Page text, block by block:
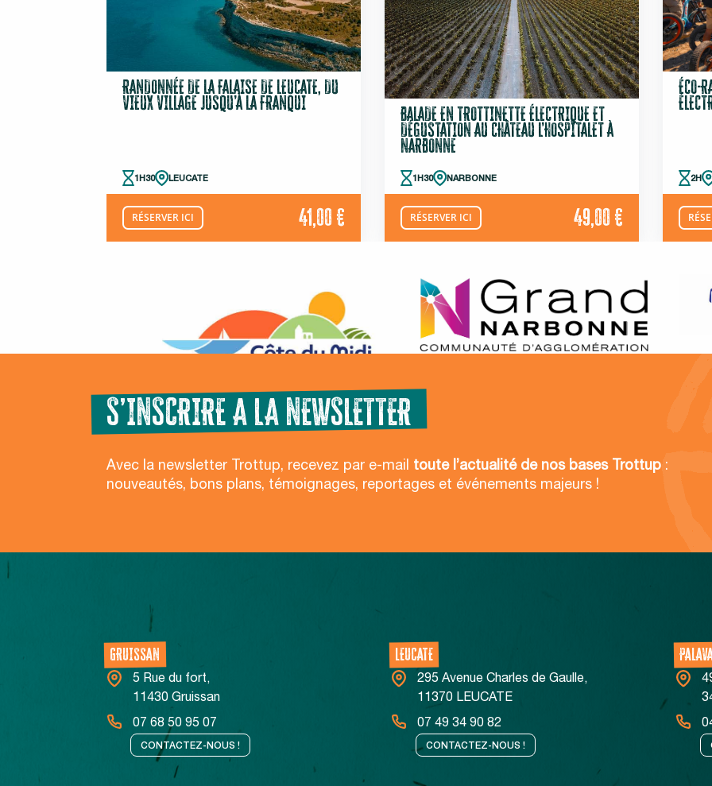
RANDONNÉE DE LA FALAISE DE LEUCATE, DU
VIEUX VILLAGE JUSQU’À LA FRANQUI
1H30 LEUCATE
RÉSERVER ICI 41,00 €
BALADE EN TROTTINETTE ÉLECTRIQUE ET
DÉGUSTATION AU CHÂTEAU L’HOSPITALET À
NARBONNE
1H30 NARBONNE
RÉSERVER ICI 49,00 €
ÉCO-
2H
S’INSCRIRE A LA NEWSLETTER
Avec la newsletter Trottup, recevez par e-mail toute l’actualité de nos bases Trottup :
nouveautés, bons plans, témoignages, reportages et événements majeurs !
GRUISSAN
5 Rue du fort,
11430 Gruissan
07 68 50 95 07
CONTACTEZ-NOUS !
LEUCATE
295 Avenue Charles de Gaulle,
11370 LEUCATE
07 49 34 90 82
CONTACTEZ-NOUS !